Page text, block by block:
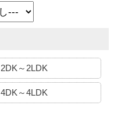
2DK～2LDK
4DK～4LDK